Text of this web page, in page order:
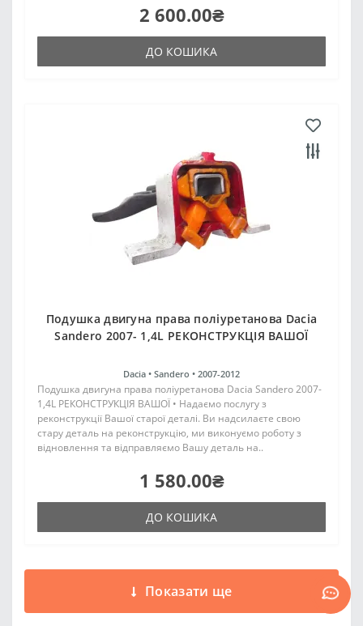
2 600.00₴
ДО КОШИКА
Подушка двигуна права поліуретанова Dacia
Sandero 2007- 1,4L РЕКОНСТРУКЦІЯ ВАШОЇ
Dacia • Sandero • 2007-2012
Подушка двигуна права поліуретанова Dacia Sandero 2007-
1,4L РЕКОНСТРУКЦІЯ ВАШОЇ • Надаємо послугу з
реконструкції Вашої старої деталі. Ви надсилаєте свою
стару деталь на реконструкцію, ми виконуємо роботу з
відновлення та відправляємо Вашу деталь на..
1 580.00₴
ДО КОШИКА
Показати ще